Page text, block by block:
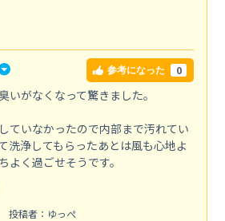
参考になった 0
いがなくなって驚きました。
ていなかったので内部まで汚れてい
洗浄してもらったあとは風も心地よ
よく過ごせそうです。
投稿者：ゆっぺ